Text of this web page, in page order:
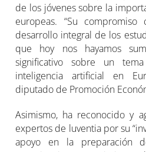
de los jóvenes sobre la
europeas. “Su
desarrollo integral de los
que hoy nos hayamos
significativo sobre un
inteligencia artificial en
diputado de Promoción
Asimismo, ha reconocido y
expertos de luventia por su
apoyo en la preparación